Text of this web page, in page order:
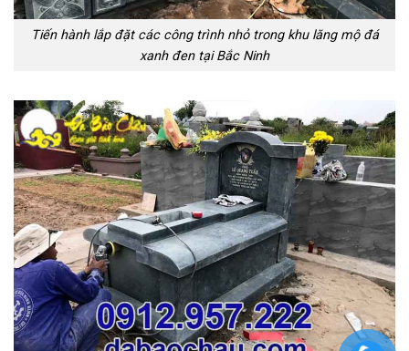
Tiến hành lắp đặt các công trình nhỏ trong khu lăng mộ đá
xanh đen tại Bắc Ninh